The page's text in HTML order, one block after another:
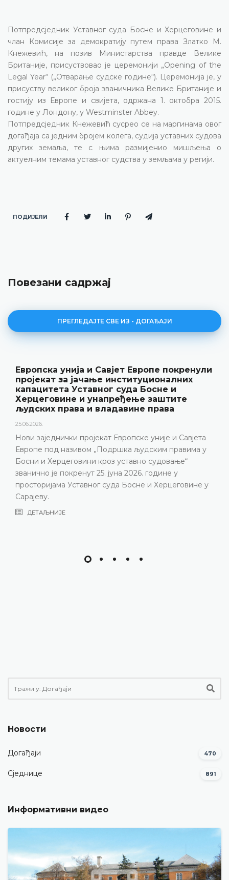
Потпредсједник Уставног суда Босне и Херцеговине и
члан Комисије за демократију путем права Златко М.
Кнежевић, на позив Министарства правде Велике
Британије, присуствовао је церемонији „Opening of the
Legal Year“ („Отварање судске године“). Церемонија је, у
присуству великог броја званичника Велике Британије и
гостију из Европе и свијета, одржана 1. октобра 2015.
године у Лондону, у Westminster Abbey.
Потпредсједник Кнежевић сусрео се на маргинама овог
догађаја са једним бројем колега, судија уставних судова
других земаља, те с њима размијенио мишљења о
актуелним темама уставног судства у земљама у регији.
ПОДИЈЕЛИ
Повезани садржај
ПРЕГЛЕДАЈТЕ СВЕ ИЗ - ДОГАЂАЈИ
и Савјета
у
у
Уставни суд БиХ представио
резултате рада и нову
„Годишњак“
18.05.2026.
представљени релевантна статистика,
резултати рада Уставног суда у 2025.
изазови с којима се Уставни суд
година, нарочито због непопуњености
састава
Новости
Догађаји 470
Сједнице 891
Информативни видео